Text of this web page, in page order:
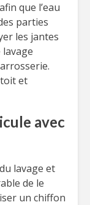
afin que l’eau
parties
les jantes
et
avec
lavage et
de le
un chiffon